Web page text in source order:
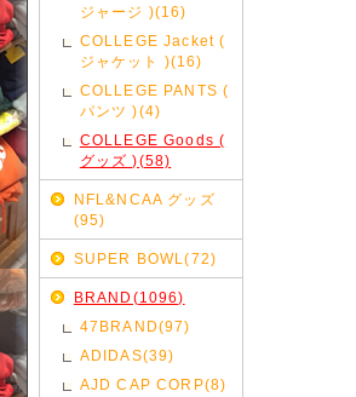
ジャージ )(16)
COLLEGE Jacket (
ジャケット )(16)
COLLEGE PANTS (
パンツ )(4)
COLLEGE Goods (
グッズ )(58)
NFL&NCAA グッズ
(95)
SUPER BOWL(72)
BRAND(1096)
47BRAND(97)
ADIDAS(39)
AJD CAP CORP(8)